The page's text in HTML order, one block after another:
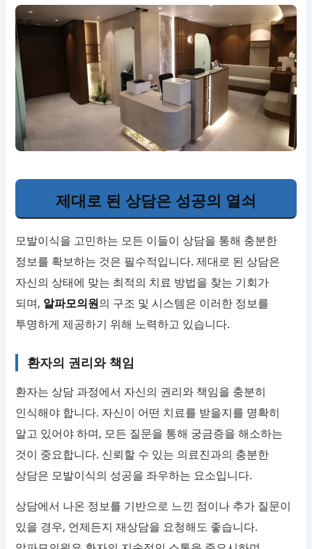
제대로 된 상담은 성공의 열쇠
모발이식을 고민하는 모든 이들이 상담을 통해 충분한
정보를 확보하는 것은 필수적입니다. 제대로 된 상담은
자신의 상태에 맞는 최적의 치료 방법을 찾는 기회가
되며, 알파모의원의 구조 및 시스템은 이러한 정보를
투명하게 제공하기 위해 노력하고 있습니다.
환자의 권리와 책임
환자는 상담 과정에서 자신의 권리와 책임을 충분히
인식해야 합니다. 자신이 어떤 치료를 받을지를 명확히
알고 있어야 하며, 모든 질문을 통해 궁금증을 해소하는
것이 중요합니다. 신뢰할 수 있는 의료진과의 충분한
상담은 모발이식의 성공을 좌우하는 요소입니다.
상담에서 나온 정보를 기반으로 느낀 점이나 추가 질문이
있을 경우, 언제든지 재상담을 요청해도 좋습니다.